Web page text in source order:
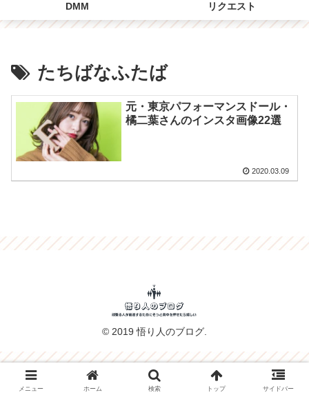
DMM リクエスト
たちばなふたば
元・東京パフォーマンスドール・
橘二葉さんのインスタ画像22選
2020.03.09
© 2019 悟り人のブログ.
メニュー ホーム 検索 トップ サイドバー